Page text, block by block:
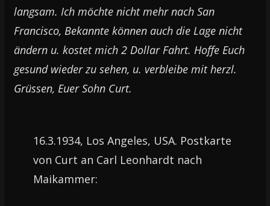
langsam. Ich möchte nicht mehr nach San
Francisco, Bekannte können auch die Lage nicht
ändern u. kostet mich 2 Dollar Fahrt. Hoffe Euch
gesund wieder zu sehen, u. verbleibe mit herzl.
Grüssen, Euer Sohn Curt.
16.3.1934, Los Angeles, USA. Postkarte
von Curt an Carl Leonhardt nach
Maikammer: